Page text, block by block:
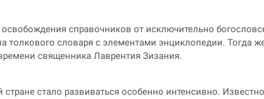
справочников от исключительно
толкового словаря с элементами энциклопедии.
священника Лаврентия Зизания.
стало развиваться особенно интенсивно.